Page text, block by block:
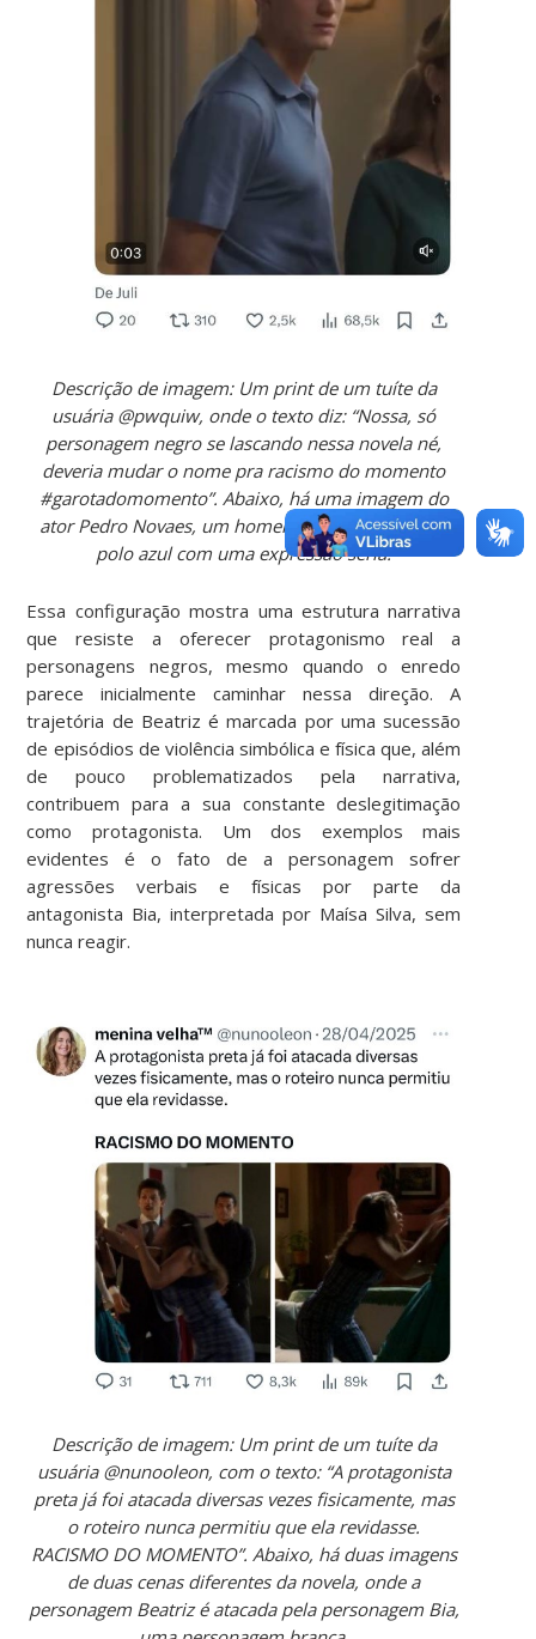
Descrição de imagem: Um print de um tuíte da
usuária @pwquiw, onde o texto diz: “Nossa, só
personagem negro se lascando nessa novela né,
deveria mudar o nome pra racismo do momento
#garotadomomento”. Abaixo, há uma imagem do
ator Pedro Novaes, um homem branco de camisa
polo azul com uma expressão séria.
Essa configuração mostra uma estrutura narrativa
que resiste a oferecer protagonismo real a
personagens negros, mesmo quando o enredo
parece inicialmente caminhar nessa direção. A
trajetória de Beatriz é marcada por uma sucessão
de episódios de violência simbólica e física que, além
de pouco problematizados pela narrativa,
contribuem para a sua constante deslegitimação
como protagonista. Um dos exemplos mais
evidentes é o fato de a personagem sofrer
agressões verbais e físicas por parte da
antagonista Bia, interpretada por Maísa Silva, sem
nunca reagir.
Descrição de imagem: Um print de um tuíte da
usuária @nunooleon, com o texto: “A protagonista
preta já foi atacada diversas vezes fisicamente, mas
o roteiro nunca permitiu que ela revidasse.
RACISMO DO MOMENTO”. Abaixo, há duas imagens
de duas cenas diferentes da novela, onde a
personagem Beatriz é atacada pela personagem Bia,